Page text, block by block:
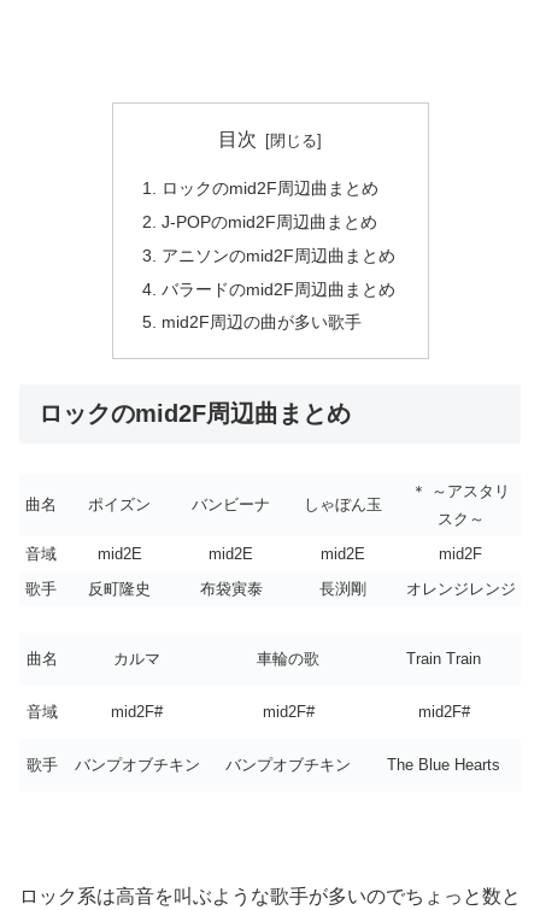
目次
ロックのmid2F周辺曲まとめ
J-POPのmid2F周辺曲まとめ
アニソンのmid2F周辺曲まとめ
バラードのmid2F周辺曲まとめ
mid2F周辺の曲が多い歌手
ロックのmid2F周辺曲まとめ
曲名 ポイズン バンビーナ しゃぼん玉
＊ ～アスタリ
スク～
音域
mid2E mid2E mid2E
mid2F
歌手
反町隆史 布袋寅泰 長渕剛 オレンジレンジ
曲名 カルマ 車輪の歌 Train Train
音域 mid2F# mid2F# mid2F#
歌手 バンプオブチキン バンプオブチキン The Blue Hearts
ロック系は高音を叫ぶような歌手が多いのでちょっと数と